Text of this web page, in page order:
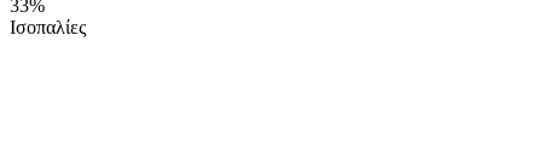
33%
Ισοπαλίες